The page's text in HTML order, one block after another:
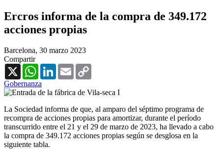
Ercros informa de la compra de 349.172
acciones propias
Barcelona, 30 marzo 2023
Compartir
X
WhatsAppLinkedInEmail
Gobernanza
La Sociedad informa de que, al amparo del séptimo programa de
recompra de acciones propias para amortizar, durante el período
transcurrido entre el 21 y el 29 de marzo de 2023, ha llevado a cabo
la compra de 349.172 acciones propias según se desglosa en la
siguiente tabla.